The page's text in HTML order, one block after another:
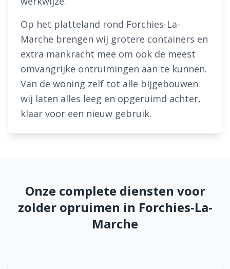
Op het platteland rond Forchies-La-
Marche brengen wij grotere containers en
extra mankracht mee om ook de meest
omvangrijke ontruimingen aan te kunnen.
Van de woning zelf tot alle bijgebouwen:
wij laten alles leeg en opgeruimd achter,
klaar voor een nieuw gebruik.
Onze complete diensten voor
zolder opruimen in Forchies-La-
Marche